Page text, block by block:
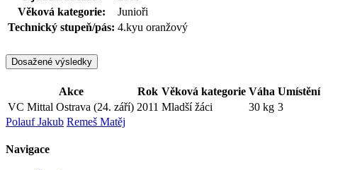
Věková kategorie:
Junioři
Technický stupeň/pás: 4.kyu oranžový
Dosažené výsledky
Akce Rok Věková kategorie Váha Umístění
VC Mittal Ostrava (24. září) 2011 Mladší žáci 30 kg 3
Polauf Jakub Remeš Matěj
Navigace